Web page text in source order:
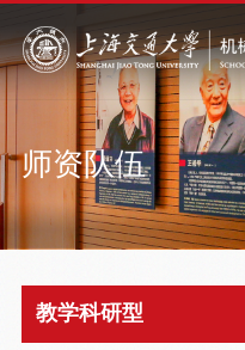
师资队伍
教学科研型